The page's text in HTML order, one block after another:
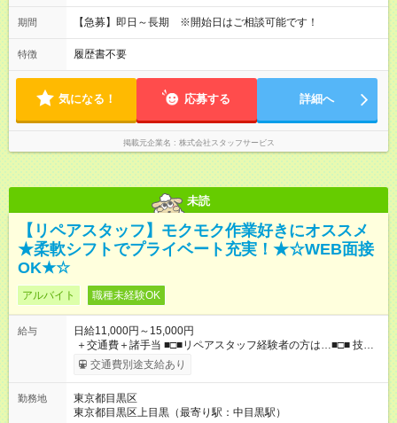
期間 【急募】即日～長期 ※開始日はご相談可能です！
特徴 履歴書不要
気になる！ 応募する 詳細へ
掲載元企業名 株式会社スタッフサービス
未読
【リペアスタッフ】モクモク作業好きにオススメ
★柔軟シフトでプライベート充実！★☆WEB面接
OK★☆
アルバイト 職種未経験OK
給与
日給11,000円～15,000円
＋交通費＋諸手当 ■□■リペアスタッフ経験者の方は…■□■ 技術
チェック後に日給を決定します！ ・現場数に応じて『日給が1.2
倍』！ ・その他手当により『1.5倍』になることも…！ ・その他
交通費規定支給 ◆残業手当あり ◆子供手当あり ◆宿泊手当あり
(2，000円/1日) ※宿泊を伴う現場の場合 ◆先輩スタッフの給与例
交通費別途支給あり
勤務地
東京都目黒区
東京都目黒区上目黒（最寄り駅：中目黒駅）